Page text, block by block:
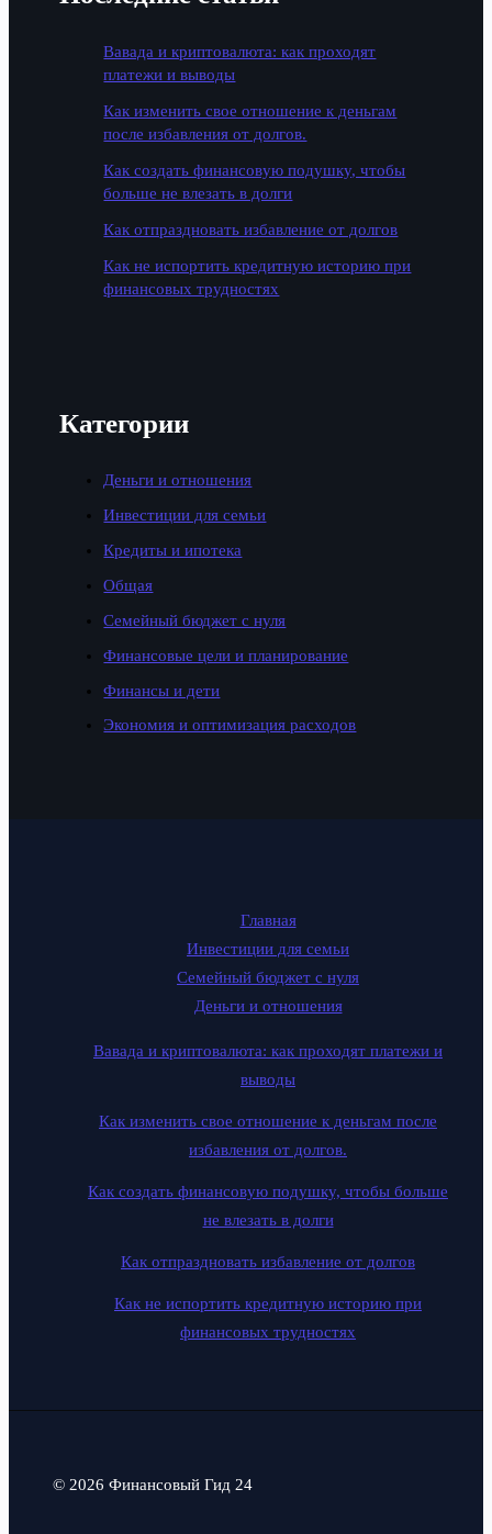
Вавада и криптовалюта: как проходят
платежи и выводы
Как изменить свое отношение к деньгам
после избавления от долгов.
Как создать финансовую подушку, чтобы
больше не влезать в долги
Как отпраздновать избавление от долгов
Как не испортить кредитную историю при
финансовых трудностях
Категории
Деньги и отношения
Инвестиции для семьи
Кредиты и ипотека
Общая
Семейный бюджет с нуля
Финансовые цели и планирование
Финансы и дети
Экономия и оптимизация расходов
Главная
Инвестиции для семьи
Семейный бюджет с нуля
Деньги и отношения
Вавада и криптовалюта: как проходят платежи и
выводы
Как изменить свое отношение к деньгам после
избавления от долгов.
Как создать финансовую подушку, чтобы больше
не влезать в долги
Как отпраздновать избавление от долгов
Как не испортить кредитную историю при
финансовых трудностях
© 2026 Финансовый Гид 24